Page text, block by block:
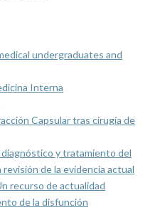
undergraduates and
Interna
Capsular tras cirugía de
y tratamiento del
de la evidencia actual
recurso de actualidad
de la disfunción